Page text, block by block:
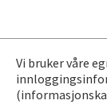
Vi bruker våre